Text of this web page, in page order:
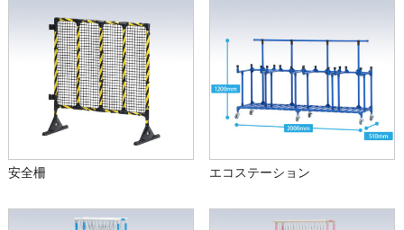
安全柵 エコステーション